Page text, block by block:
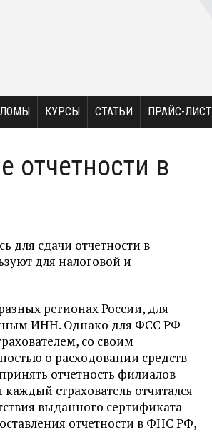
КУРСЫ СТАТЬИ ПРАЙС-ЛИСТ
отчетности в
для сдачи отчетности в
для налоговой и
регионах России, для
ИНН. Однако для ФСС РФ
со своим
о расходовании средств
отчетность филиалов
страхователь отчитался
выданного сертификата
отчетности в ФНС РФ,